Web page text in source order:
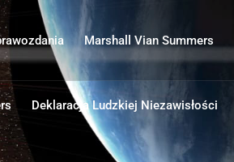
Marshall Vian Summers
Deklaracja Ludzkiej Niezawisłości